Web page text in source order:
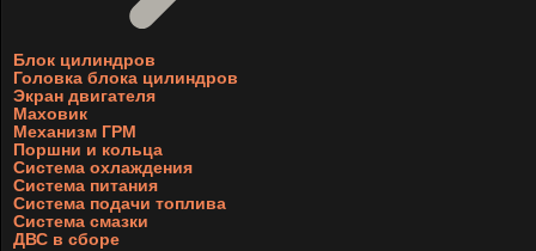
Блок цилиндров
Головка блока цилиндров
Экран двигателя
Маховик
Механизм ГРМ
Поршни и кольца
Система охлаждения
Система питания
Система подачи топлива
Система смазки
ДВС в сборе